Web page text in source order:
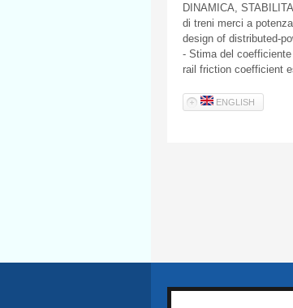
DINAMICA,
di treni merci a
design of distributed-
- Stima del
rail friction coefficient
ENGLISH